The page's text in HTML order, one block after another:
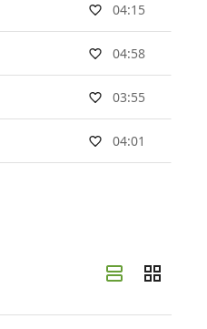
04:15
04:58
03:55
04:01